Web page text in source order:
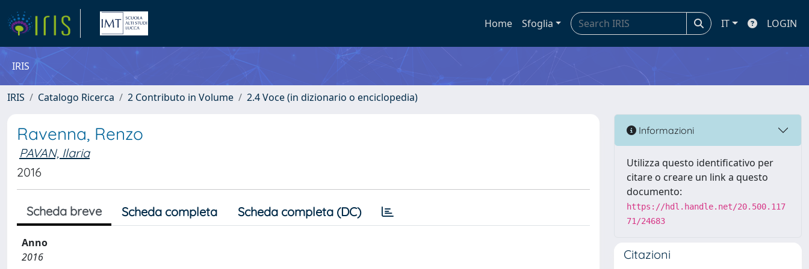
Home Sfoglia IT LOGIN
IRIS
IRIS Catalogo Ricerca 2 Contributo in Volume 2.4 Voce (in dizionario o enciclopedia)
Ravenna, Renzo
PAVAN, Ilaria
2016
Scheda breve Scheda completa Scheda completa (DC)
Anno
2016
Informazioni
Utilizza questo identificativo per
citare o creare un link a questo
documento:
https://hdl.handle.net/20.500.117
71/24683
Citazioni